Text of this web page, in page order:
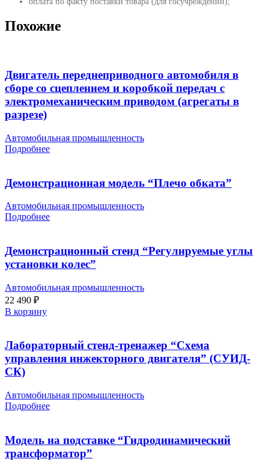
Похожие
Двигатель переднеприводного автомобиля в
сборе со сцеплением и коробкой передач с
электромеханическим приводом (агрегаты в
разрезе)
Автомобильная промышленность
Подробнее
Демонстрационная модель “Плечо обката”
Автомобильная промышленность
Подробнее
Демонстрационный стенд “Регулируемые углы
установки колес”
Автомобильная промышленность
22 490 ₽
В корзину
Лабораторный стенд-тренажер “Схема
управления инжекторного двигателя” (СУИД-
СК)
Автомобильная промышленность
Подробнее
Модель на подставке “Гидродинамический
трансформатор”